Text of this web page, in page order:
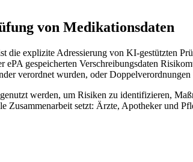
von Medikationsdaten
die explizite Adressierung von KI-gestützten
gespeicherten Verschreibungsdaten
verordnet wurden, oder Doppelverordnungen
werden, um Risiken zu identifizieren,
Zusammenarbeit setzt: Ärzte, Apotheker und